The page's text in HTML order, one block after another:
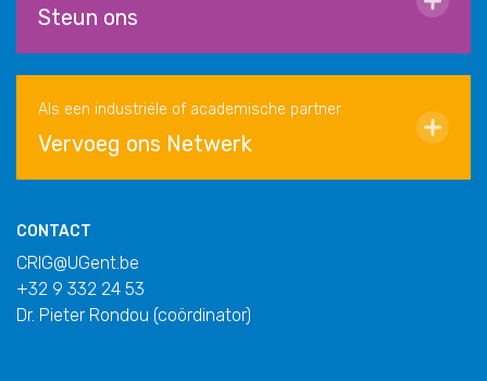
Steun ons
Als een industriële of academische partner
Vervoeg ons Netwerk
CONTACT
CRIG@UGent.be
+32 9 332 24 53
Dr. Pieter Rondou (coördinator)